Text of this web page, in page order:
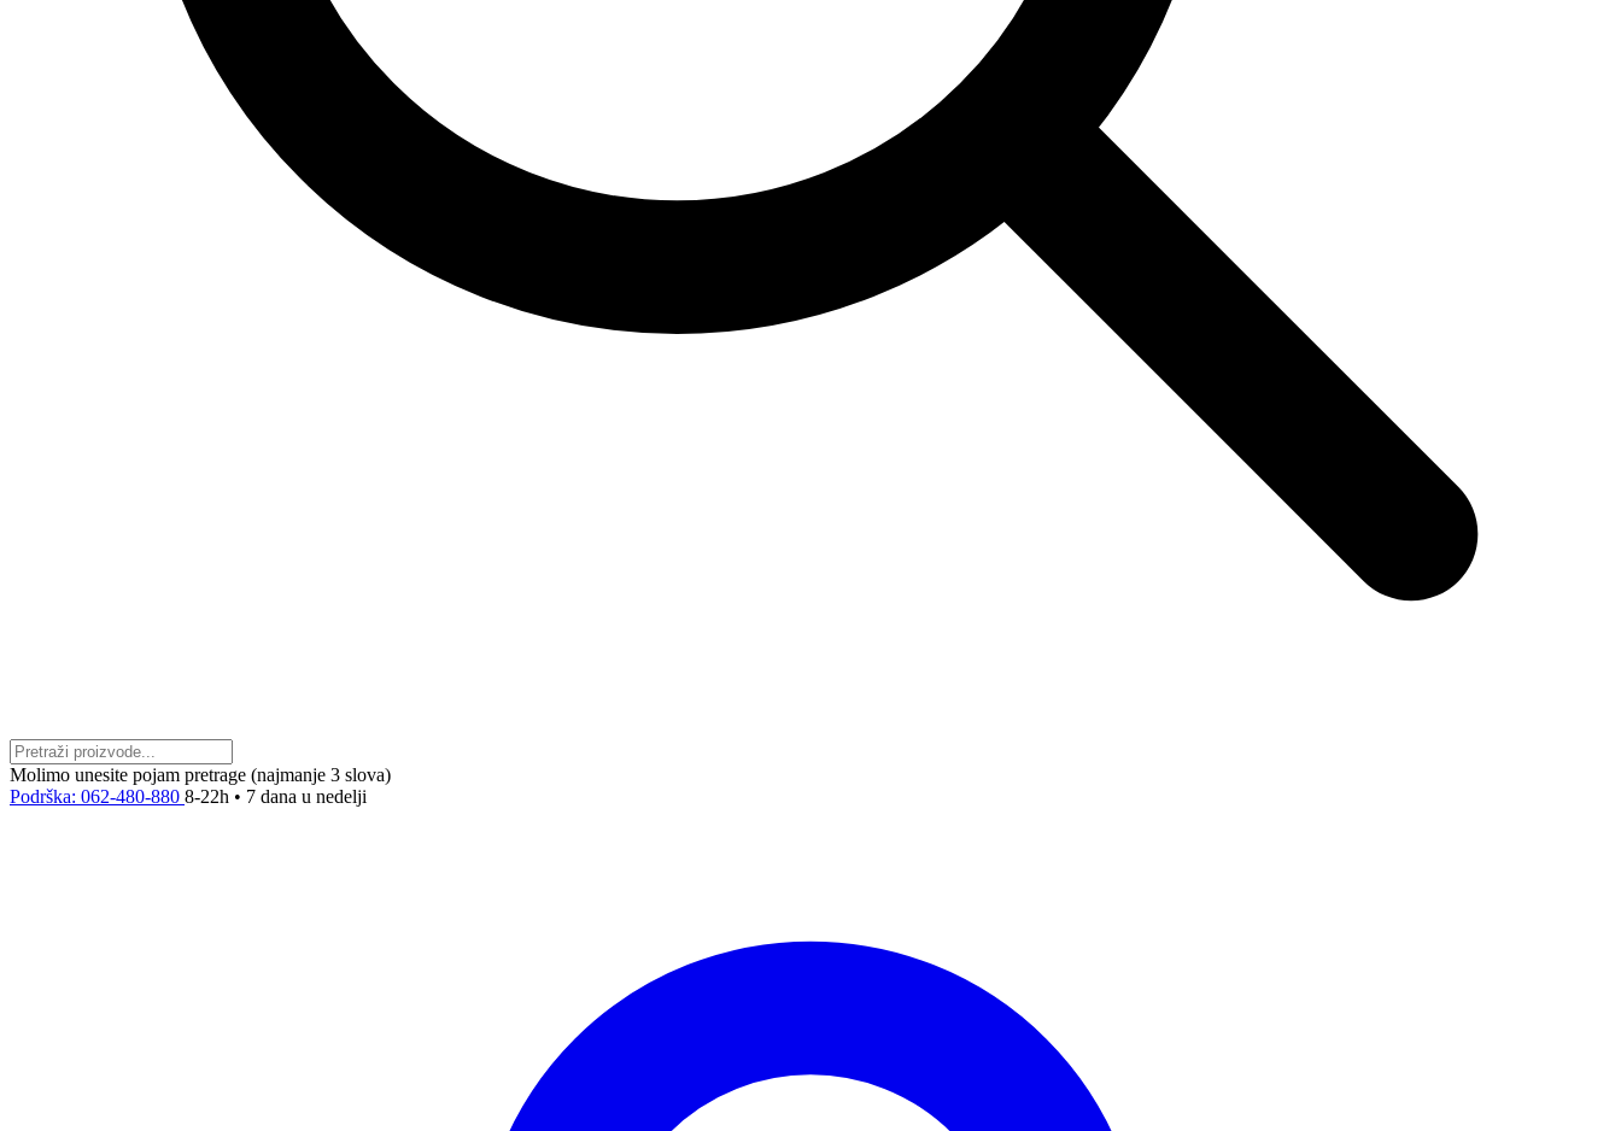
Molimo unesite pojam pretrage (najmanje 3 slova)
Podrška: 062-480-880 8-22h • 7 dana u nedelji